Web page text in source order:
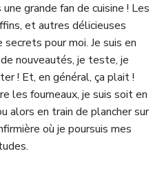
grande fan de cuisine ! Les
et autres délicieuses
pour moi. Je suis en
nouveautés, je teste, je
! Et, en général, ça plait !
les fourneaux, je suis soit en
alors en train de plancher sur
où je poursuis mes